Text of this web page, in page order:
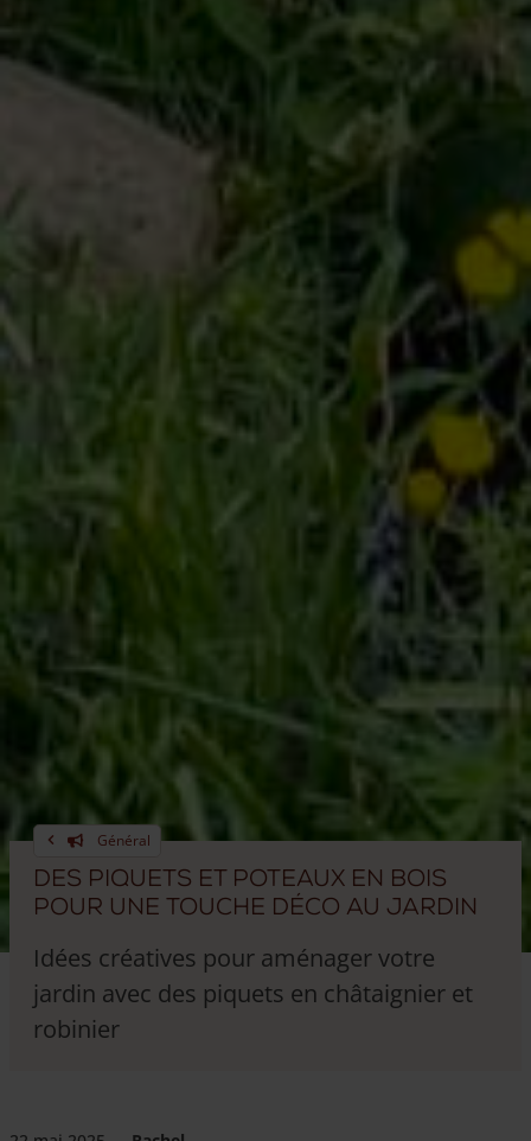
Général
Des piquets et poteaux en bois
pour une touche déco au jardin
Idées créatives pour aménager votre
jardin avec des piquets en châtaignier et
robinier